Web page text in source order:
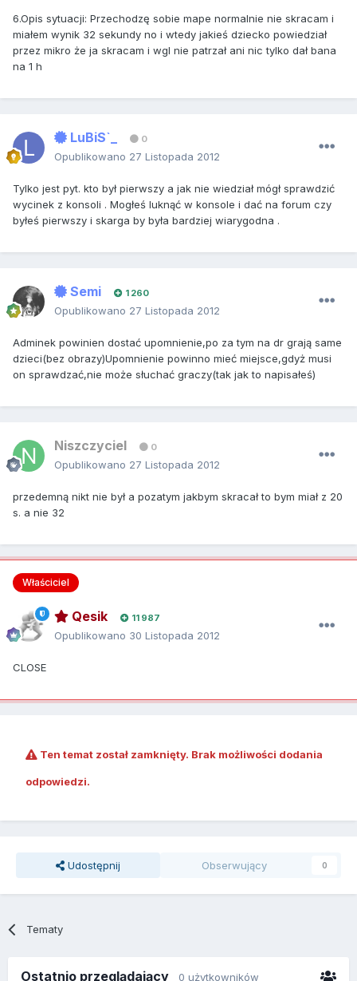
6.Opis sytuacji: Przechodzę sobie mape normalnie nie skracam i
miałem wynik 32 sekundy no i wtedy jakieś dziecko powiedział
przez mikro że ja skracam i wgl nie patrzał ani nic tylko dał bana
na 1 h
LuBiS`_ 0
Opublikowano 27 Listopada 2012
Tylko jest pyt. kto był pierwszy a jak nie wiedział mógł sprawdzić
wycinek z konsoli . Mogłeś luknąć w konsole i dać na forum czy
byłeś pierwszy i skarga by była bardziej wiarygodna .
Semi 1 260
Opublikowano 27 Listopada 2012
Adminek powinien dostać upomnienie,po za tym na dr grają same
dzieci(bez obrazy)Upomnienie powinno mieć miejsce,gdyż musi
on sprawdzać,nie może słuchać graczy(tak jak to napisałeś)
Niszczyciel 0
Opublikowano 27 Listopada 2012
przedemną nikt nie był a pozatym jakbym skracał to bym miał z 20
s. a nie 32
Właściciel
Qesik 11 987
Opublikowano 30 Listopada 2012
CLOSE
Ten temat został zamknięty. Brak możliwości dodania
odpowiedzi.
Udostępnij Obserwujący 0
Tematy
Ostatnio przeglądający 0 użytkowników